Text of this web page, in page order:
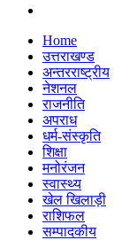
Home
उत्तराखण्ड
अन्तरराष्ट्रीय
नेशनल
राजनीति
अपराध
धर्म-संस्कृति
शिक्षा
मनोरंजन
स्वास्थ्य
खेल खिलाड़ी
राशिफल
सम्पादकीय